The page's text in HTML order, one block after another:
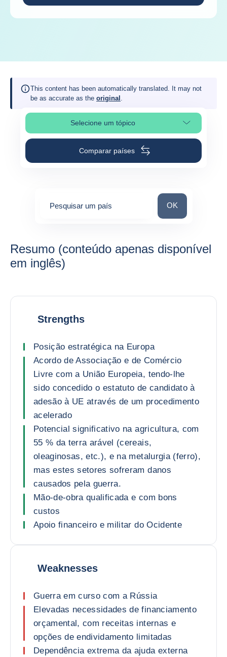
This content has been automatically translated. It may not
be as accurate as the original .
Selecione um tópicoSelecionar a secção da página
Comparar países
Pesquisar um país Pesquisar um
OK
Resumo (conteúdo apenas disponível
em inglês)
Strengths
Posição estratégica na Europa
Acordo de Associação e de Comércio
Livre com a União Europeia, tendo-lhe
sido concedido o estatuto de candidato à
adesão à UE através de um procedimento
acelerado
Potencial significativo na agricultura, com
55 % da terra arável (cereais,
oleaginosas, etc.), e na metalurgia (ferro),
mas estes setores sofreram danos
causados pela guerra.
Mão-de-obra qualificada e com bons
custos
Apoio financeiro e militar do Ocidente
Weaknesses
Guerra em curso com a Rússia
Elevadas necessidades de financiamento
orçamental, com receitas internas e
opções de endividamento limitadas
Dependência extrema da ajuda externa